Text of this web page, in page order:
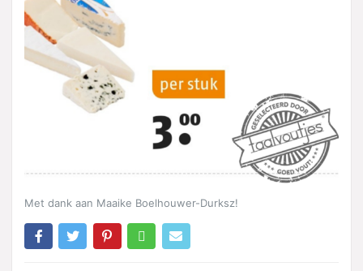
Met dank aan Maaike Boelhouwer-Durksz!